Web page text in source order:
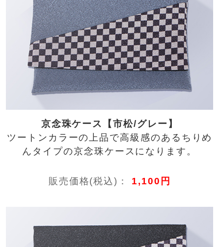
京念珠ケース【市松/グレー】
ツートンカラーの上品で高級感のあるちりめ
んタイプの京念珠ケースになります。
販売価格(税込)： 1,100円